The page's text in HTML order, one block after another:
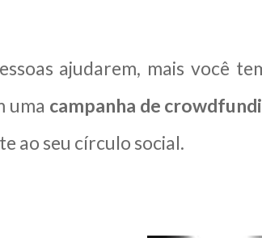
ajudarem, mais você
uma campanha de
ao seu círculo social.